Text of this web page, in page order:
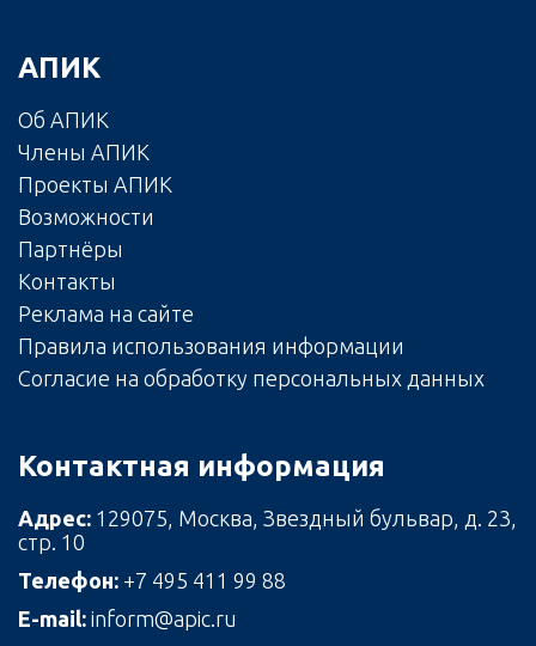
АПИК
Об АПИК
Члены АПИК
Проекты АПИК
Возможности
Партнёры
Контакты
Реклама на сайте
Правила использования информации
Согласие на обработку персональных данных
Контактная информация
Адрес: 129075, Москва, Звездный бульвар, д. 23,
стр. 10
Телефон: +7 495 411 99 88
E-mail: inform@apic.ru